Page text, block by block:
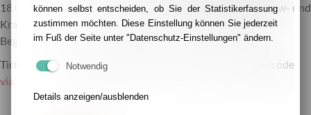
18.00 Uhr in der Aula des B.M.V.-Gymnasiums, Ecke Virchow- und
Krawehlstraße, 45147 Essen, fließt in die Beratung und
Begleitung der Familien des KPN.
Tickets können für 20,- Euro an der Abendkasse erworben oder
via Email
können selbst entscheiden, ob Sie der Statistikerfassung
zustimmen möchten. Diese Einstellung können Sie jederzeit
im Fuß der Seite unter "Datenschutz-Einstellungen" ändern.
Notwendig
Details anzeigen/ausblenden